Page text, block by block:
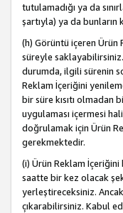
tutulamadığı ya da
şartıyla) ya da bunların
(h) Görüntü içeren Ürün
süreyle
durumda, ilgili sürenin
Reklam İçeriğini
bir süre kısıtı olmadan
uygulaması içermesi
doğrulamak için Ürün
gerekmektedir.
(i) Ürün Reklam İçeriğini
saatte bir kez olacak
yerleştireceksiniz.
çıkarabilirsiniz. Kabul